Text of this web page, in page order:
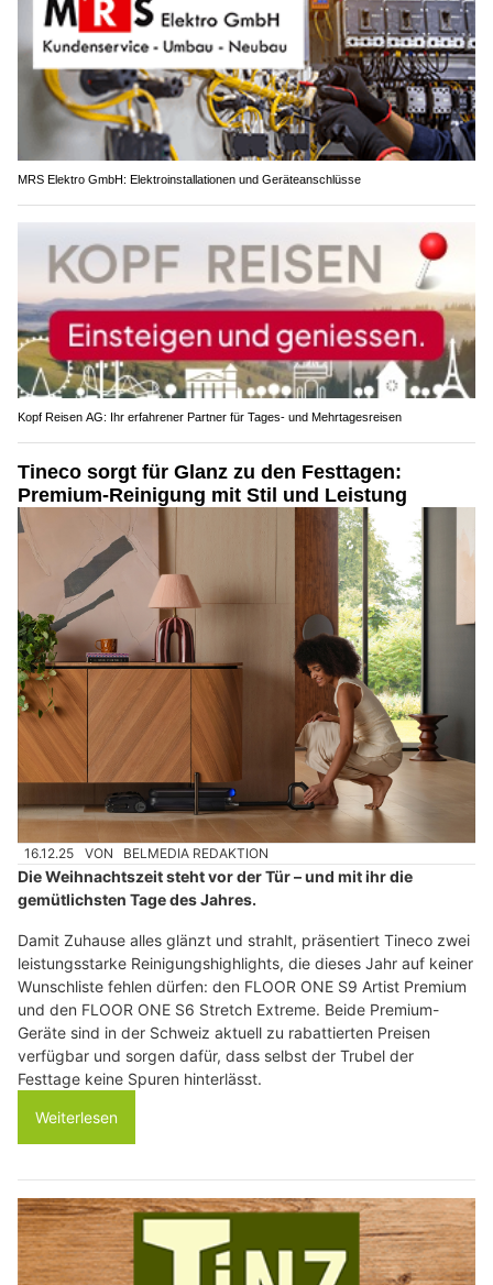
MRS Elektro GmbH: Elektroinstallationen und Geräteanschlüsse
Kopf Reisen AG: Ihr erfahrener Partner für Tages- und Mehrtagesreisen
Tineco sorgt für Glanz zu den Festtagen:
Premium-Reinigung mit Stil und Leistung
16.12.25 VON BELMEDIA REDAKTION
Die Weihnachtszeit steht vor der Tür – und mit ihr die
gemütlichsten Tage des Jahres.
Damit Zuhause alles glänzt und strahlt, präsentiert Tineco zwei
leistungsstarke Reinigungshighlights, die dieses Jahr auf keiner
Wunschliste fehlen dürfen: den FLOOR ONE S9 Artist Premium
und den FLOOR ONE S6 Stretch Extreme. Beide Premium-
Geräte sind in der Schweiz aktuell zu rabattierten Preisen
verfügbar und sorgen dafür, dass selbst der Trubel der
Festtage keine Spuren hinterlässt.
Weiterlesen